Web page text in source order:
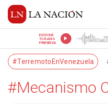
ESCUCHÁ
TU RADIO
PREFERIDA
#TerremotoEnVenezuela
#Mecanismo